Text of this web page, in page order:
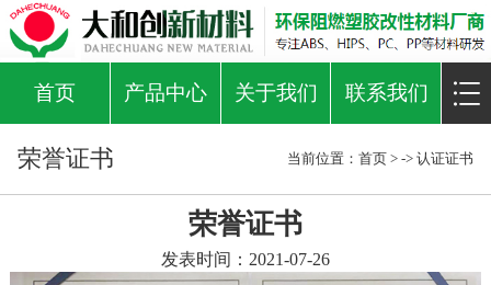
首页 产品中心 关于我们 联系我们
荣誉证书 当前位置： 首页 > -> 认证证书
荣誉证书
发表时间：2021-07-26